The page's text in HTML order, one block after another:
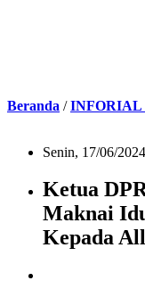
Beranda /INFORIAL
Senin, 17/06/
Ketua
Maknai
Kepada